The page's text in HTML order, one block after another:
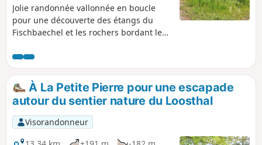
Jolie randonnée vallonnée en boucle
pour une découverte des étangs du
Fischbaechel et les rochers bordant le
À La Petite Pierre pour une escapade
autour du sentier nature du Loosthal
Visorandonneur